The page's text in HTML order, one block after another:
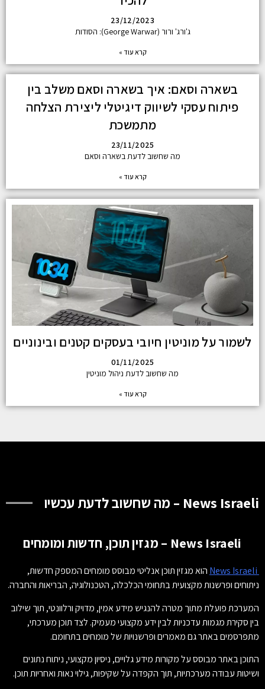
23/12/2023
ג'ורג' ורור (George Warwar): הסודות
קרא עוד »
בשארה וסאם: איך בשארה וסאם משלב בין
פיתוח עסקי לשיווק דיגיטלי ליצירת הצלחה
מתמשכת
23/11/2025
מה שחשוב לדעת בשארה וסאם
קרא עוד »
לשמור על מוניטין חיובי בעסקים קטנים ובינוניים
01/11/2025
מה שחשוב לדעת ניהול מוניטין
קרא עוד »
News Israeli – מה שחשוב לדעת עכשיו
News Israeli – מגזין תוכן, חדשות ומומחים
הוא מגזין תוכן אנליטי מבוסס מומחים המספק חדשות,
ניתוחים ופרשנות מקצועית בתחומי הכלכלה, הטכנולוגיה, הבריאות והחברה.
המערכת פועלת מתוך מטרה להנגיש מידע אמין, מדויק ורלוונטי, תוך שילוב
בין סקירת מגמות עדכניות לבין ידע מקצועי מעמיק. לצד תוכן מערכתי,
מתפרסמים באתר גם מאמרים ופרשנויות של מומחים בתחומם.
התוכן באתר מבוסס על מקורות מידע גלויים, ניסיון מקצועי, ניתוח נתונים
ושיטות עבודה מערכתיות, תוך הקפדה על שקיפות, גילוי נאות ואחריות תוכן.